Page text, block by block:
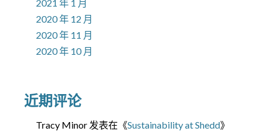
2021 年 1 月
2020 年 12 月
2020 年 11 月
2020 年 10 月
近期评论
Tracy Minor 发表在《Sustainability at Shedd》